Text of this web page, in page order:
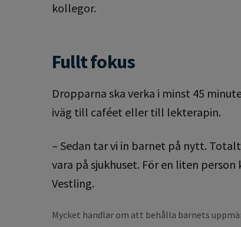
kollegor.
Fullt fokus
Dropparna ska verka i minst 45
iväg till caféet eller till lekterapin.
– Sedan tar vi in barnet på nytt.
vara på sjukhuset. För en liten
Vestling.
Mycket handlar om att behålla barnets